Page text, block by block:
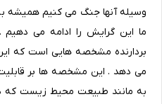
وسیله آنها جنگ می کنیم همیشه
ما این گرایش را ادامه می
بردارنده مشخصه هایی است که
می دهد . این مشخصه ها بر قابلیت
به مانند طبیعت محیط زیست که